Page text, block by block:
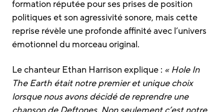
formation réputée pour ses prises de position
politiques et son agressivité sonore, mais cette
reprise révèle une profonde affinité avec l’univers
émotionnel du morceau original.
Le chanteur Ethan Harrison explique : « Hole In
The Earth était notre premier et unique choix
lorsque nous avons décidé de reprendre une